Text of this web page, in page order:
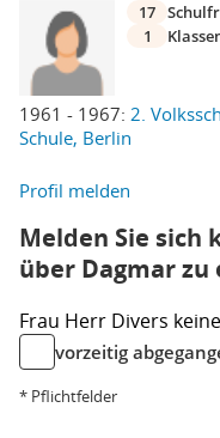
1961 - 1967: 2.
Schule, Berlin
17
1
Profil melden
Melden Sie sich
über Dagmar
Frau Herr Divers
vorzeitig
* Pflichtfelder